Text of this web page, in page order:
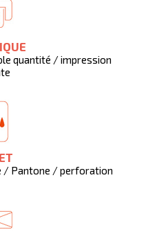
quantité / impression
/ Pantone / perforation